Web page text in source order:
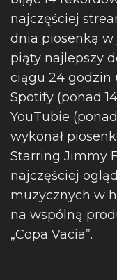
najczęściej
dnia piosenką
piąty najlepszy
ciągu 24 godzin
Spotify (ponad
YouTubie
wykonał
Starring Jimmy
najczęściej
muzycznych w
na wspólną
„Copa Vacia”.